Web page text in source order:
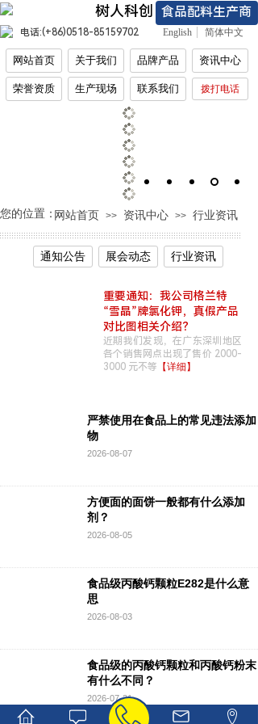
树人科创
拨打电话
English 简体中文
网站首页 关于我们 品牌产品 资讯中心
荣誉资质 生产现场 联系我们
电话:(+86)0518-85159702
食品配料生产商
网站首页 >> 资讯中心 >> 行业资讯
您的位置：
通知公告 展会动态 行业资讯
重要通知：我公司格兰特
“雪晶”牌氯化钾，真假产品
对比图相关介绍？
近期我们发现，在广东深圳地区
各个销售网点出现了售价 2000-
3000 元不等 【详细】
严禁使用在食品上的常见违法添加物
严禁使用在食品上的常见违法添加
物
2026-08-07
方便面的面饼一般都有什么添加
剂？
2026-08-05
食品级丙酸钙颗粒E282是什么意
思
2026-08-03
食品级的丙酸钙颗粒和丙酸钙粉末
有什么不同？
2026-07-31